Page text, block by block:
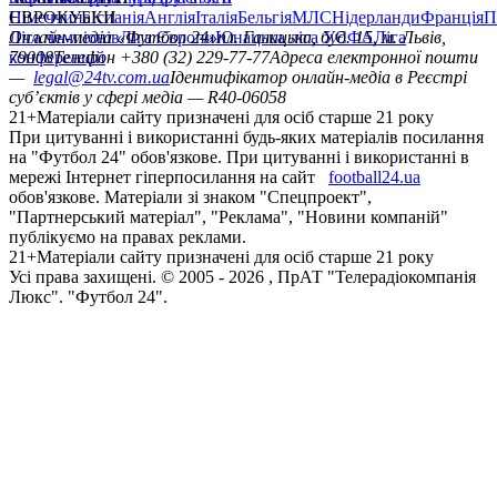
НімеччинаІспаніяАнгліяІталіяБельгіяМЛСНідерландиФранція
ЄВРОКУБКИ
Ліга чемпіонівЛіга ЄвропиЮнацька ліга УЄФАЛіга
конференцій
Онлайн-медіа «Футбол 24»пл. Галицька, буд. 15, м. Львів,
79008Телефон +380 (32) 229-77-77Адреса електронної пошти
— legal@24tv.com.uaІдентифікатор онлайн-медіа в Реєстрі
суб’єктів у сфері медіа — R40-06058
21+Матеріали сайту призначені для осіб старше 21 року
При цитуванні і використанні будь-яких матеріалів посилання
на "Футбол 24" обов'язкове. При цитуванні і використанні в
мережі Інтернет гіперпосилання на сайт
football24.ua
обов'язкове. Матеріали зі знаком "Спецпроект",
"Партнерський матеріал", "Реклама", "Новини компаній"
публікуємо на правах реклами.
21+Матеріали сайту призначені для осіб старше 21 року
Усi права захищенi. © 2005 - 2026 , ПрАТ "Телерадіокомпанія
Люкс". "Футбол 24".